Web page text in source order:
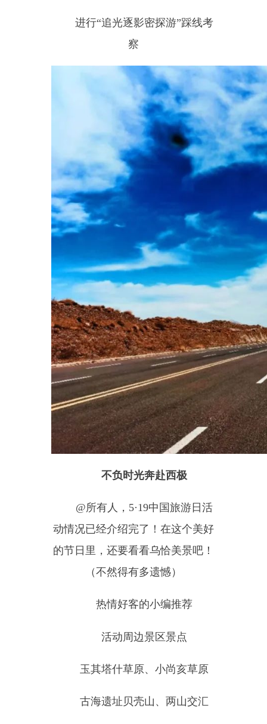
热情好客的小编推荐
活动周边景区景点
玉其塔什草原、小尚亥草原
古海遗址贝壳山、两山交汇
高原小叶胡杨林、狮驼岭水上
乐园景区等地
是夏季好去处
你们也可以去看看
领略别样的西极之美
玉其塔什草原
玉其塔什柯语意为“三个石
头”，草原风景区位于乌恰县城西
约200千米，面积约20平方千米，
海拔 3000-5000
米以上，其特点是山
低坡缓地形开阔，清泉密布，河水
潺潺，草地如茵，一望无际，是牧
区的宝地，也是每年民族集合的主
会场，更是旅游圣地，它以其特有
的田园诗歌般的草原风光，被载入
（注：需办理边境通行证）